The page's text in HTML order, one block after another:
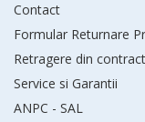
Contact
Formular Returnare
Retragere din
Service si Garantii
ANPC - SAL